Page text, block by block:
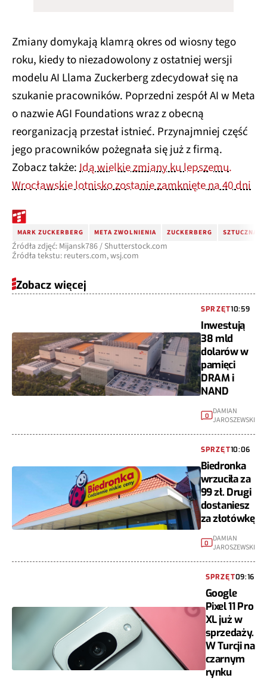
Zmiany domykają klamrą okres od wiosny tego
roku, kiedy to niezadowolony z ostatniej wersji
modelu AI Llama Zuckerberg zdecydował się na
szukanie pracowników. Poprzedni zespół AI w Meta
o nazwie AGI Foundations wraz z obecną
reorganizacją przestał istnieć. Przynajmniej część
jego pracowników pożegnała się już z firmą.
Zobacz także:Idą wielkie zmiany ku lepszemu.
Wrocławskie lotnisko zostanie zamknięte na 40 dni
MARK ZUCKERBERG META ZWOLNIENIA ZUCKERBERG SZTUCZNA
Źródła zdjęć: Mijansk786 / Shutterstock.com
Źródła tekstu: reuters.com, wsj.com
Zobacz więcej
SPRZĘT10:59
Inwestują
38 mld
dolarów w
pamięci
DRAM i
NAND
0
DAMIAN
JAROSZEWSKI
SPRZĘT10:06
Biedronka
wrzuciła za
99 zł. Drugi
dostaniesz
za złotówkę
0 DAMIAN
JAROSZEWSKI
SPRZĘT09:16
Google
Pixel 11 Pro
XL już w
sprzedaży.
W Turcji na
czarnym
rynku